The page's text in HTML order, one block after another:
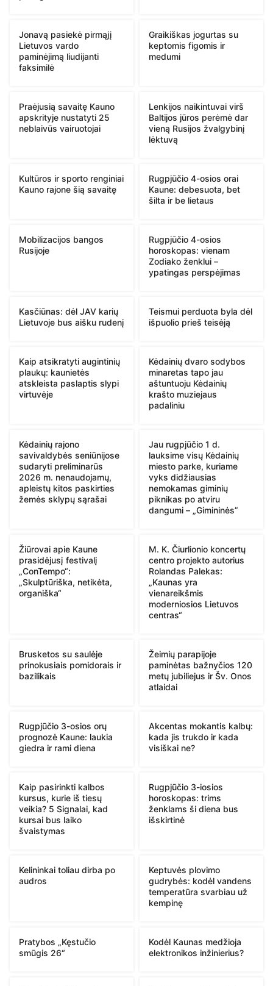
Jonavą pasiekė pirmąjį
Lietuvos vardo
paminėjimą liudijanti
faksimilė
Graikiškas jogurtas su
keptomis figomis ir
medumi
Praėjusią savaitę Kauno
apskrityje nustatyti 25
neblaivūs vairuotojai
Lenkijos naikintuvai virš
Baltijos jūros perėmė dar
vieną Rusijos žvalgybinį
lėktuvą
Kultūros ir sporto renginiai
Kauno rajone šią savaitę
Rugpjūčio 4-osios orai
Kaune: debesuota, bet
šilta ir be lietaus
Mobilizacijos bangos
Rusijoje
Rugpjūčio 4-osios
horoskopas: vienam
Zodiako ženklui –
ypatingas perspėjimas
Kasčiūnas: dėl JAV karių
Lietuvoje bus aišku rudenį
Teismui perduota byla dėl
išpuolio prieš teisėją
Kaip atsikratyti augintinių
plaukų: kaunietės
atskleista paslaptis slypi
virtuvėje
Kėdainių dvaro sodybos
minaretas tapo jau
aštuntuoju Kėdainių
krašto muziejaus
padaliniu
Kėdainių rajono
savivaldybės seniūnijose
sudaryti preliminarūs
2026 m. nenaudojamų,
apleistų kitos paskirties
žemės sklypų sąrašai
Jau rugpjūčio 1 d.
lauksime visų Kėdainių
miesto parke, kuriame
vyks didžiausias
nemokamas giminių
piknikas po atviru
dangumi – „Gimininės”
Žiūrovai apie Kaune
prasidėjusį festivalį
„ConTempo“:
„Skulptūriška, netikėta,
organiška“
M. K. Čiurlionio koncertų
centro projekto autorius
Rolandas Palekas:
„Kaunas yra
vienareikšmis
moderniosios Lietuvos
centras“
Brusketos su saulėje
prinokusiais pomidorais ir
bazilikais
Žeimių parapijoje
paminėtas bažnyčios 120
metų jubiliejus ir Šv. Onos
atlaidai
Rugpjūčio 3-osios orų
prognozė Kaune: laukia
giedra ir rami diena
Akcentas mokantis kalbų:
kada jis trukdo ir kada
visiškai ne?
Kaip pasirinkti kalbos
kursus, kurie iš tiesų
veikia? 5 Signalai, kad
kursai bus laiko
švaistymas
Rugpjūčio 3-iosios
horoskopas: trims
ženklams ši diena bus
išskirtinė
Kelininkai toliau dirba po
audros
Keptuvės plovimo
gudrybės: kodėl vandens
temperatūra svarbiau už
kempinę
Pratybos „Kęstučio
smūgis 26“
Kodėl Kaunas medžioja
elektronikos inžinierius?